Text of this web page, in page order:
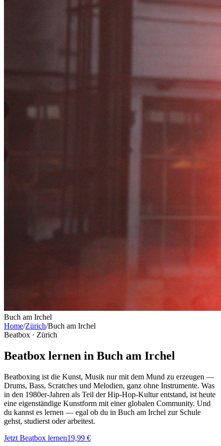
Buch am Irchel
Home/Zürich/Buch am Irchel
Beatbox · Zürich
Beatbox lernen in Buch am Irchel
Beatboxing ist die Kunst, Musik nur mit dem Mund zu erzeugen —
Drums, Bass, Scratches und Melodien, ganz ohne Instrumente. Was
in den 1980er-Jahren als Teil der Hip-Hop-Kultur entstand, ist heute
eine eigenständige Kunstform mit einer globalen Community. Und
du kannst es lernen — egal ob du in Buch am Irchel zur Schule
gehst, studierst oder arbeitest.
Jetzt Beatbox lernen19,99 €